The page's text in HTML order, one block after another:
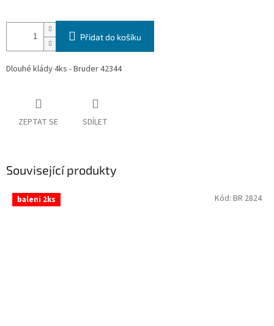
Přidat do košíku
Dlouhé klády 4ks - Bruder 42344
ZEPTAT SE SDÍLET
Související produkty
baleni 2ks Kód: BR 2824